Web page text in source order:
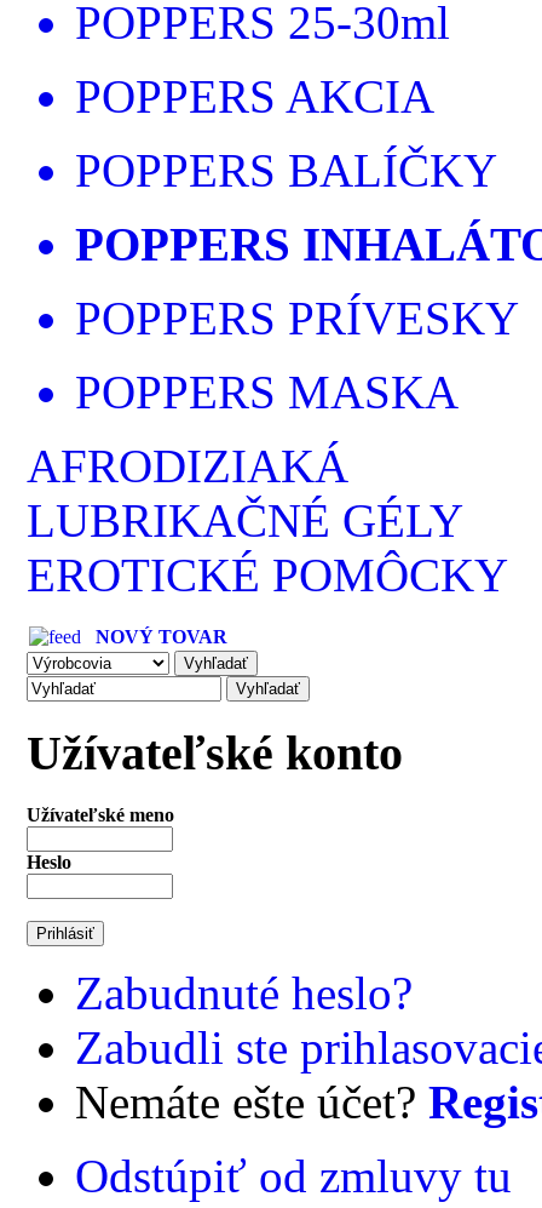
POPPERS 25-30ml
POPPERS AKCIA
POPPERS BALÍČKY
POPPERS
POPPERS PRÍVESKY
POPPERS MASKA
AFRODIZIAKÁ
LUBRIKAČNÉ GÉLY
EROTICKÉ POMÔCKY
NOVÝ TOVAR
Užívateľské konto
Užívateľské meno
Heslo
Zabudnuté heslo?
Zabudli ste
Nemáte ešte účet?
Odstúpiť od zmluvy tu